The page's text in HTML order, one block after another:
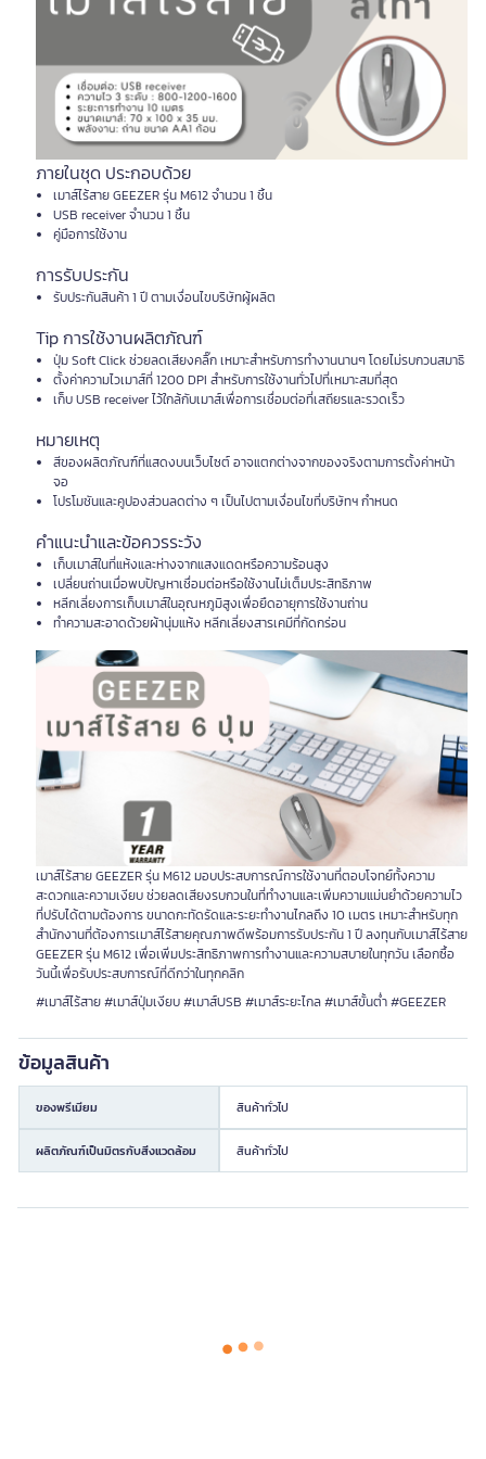
ภายในชุด ประกอบด้วย
เมาส์ไร้สาย GEEZER รุ่น M612 จำนวน 1 ชิ้น
USB receiver จำนวน 1 ชิ้น
คู่มือการใช้งาน
การรับประกัน
รับประกันสินค้า 1 ปี ตามเงื่อนไขบริษัทผู้ผลิต
Tip การใช้งานผลิตภัณฑ์
ปุ่ม Soft Click ช่วยลดเสียงคลิ๊ก เหมาะสำหรับการทำงานนานๆ โดยไม่รบกวนสมาธิ
ตั้งค่าความไวเมาส์ที่ 1200 DPI สำหรับการใช้งานทั่วไปที่เหมาะสมที่สุด
เก็บ USB receiver ไว้ใกล้กับเมาส์เพื่อการเชื่อมต่อที่เสถียรและรวดเร็ว
หมายเหตุ
สีของผลิตภัณฑ์ที่แสดงบนเว็บไซต์ อาจแตกต่างจากของจริงตามการตั้งค่าหน้า
จอ
โปรโมชันและคูปองส่วนลดต่าง ๆ เป็นไปตามเงื่อนไขที่บริษัทฯ กำหนด
คำแนะนำและข้อควรระวัง
เก็บเมาส์ในที่แห้งและห่างจากแสงแดดหรือความร้อนสูง
เปลี่ยนถ่านเมื่อพบปัญหาเชื่อมต่อหรือใช้งานไม่เต็มประสิทธิภาพ
หลีกเลี่ยงการเก็บเมาส์ในอุณหภูมิสูงเพื่อยืดอายุการใช้งานถ่าน
ทำความสะอาดด้วยผ้านุ่มแห้ง หลีกเลี่ยงสารเคมีที่กัดกร่อน
เมาส์ไร้สาย GEEZER รุ่น M612 มอบประสบการณ์การใช้งานที่ตอบโจทย์ทั้งความ
สะดวกและความเงียบ ช่วยลดเสียงรบกวนในที่ทำงานและเพิ่มความแม่นยำด้วยความไว
ที่ปรับได้ตามต้องการ ขนาดกะทัดรัดและระยะทำงานไกลถึง 10 เมตร เหมาะสำหรับทุก
สำนักงานที่ต้องการเมาส์ไร้สายคุณภาพดีพร้อมการรับประกัน 1 ปี ลงทุนกับเมาส์ไร้สาย
GEEZER รุ่น M612 เพื่อเพิ่มประสิทธิภาพการทำงานและความสบายในทุกวัน เลือกซื้อ
วันนี้เพื่อรับประสบการณ์ที่ดีกว่าในทุกคลิก
#เมาส์ไร้สาย #เมาส์ปุ่มเงียบ #เมาส์USB #เมาส์ระยะไกล #เมาส์ขั้นต่ำ #GEEZER
ข้อมูลสินค้า
ของพรีเมียม สินค้าทั่วไป
ผลิตภัณฑ์เป็นมิตรกับสิ่งแวดล้อม สินค้าทั่วไป